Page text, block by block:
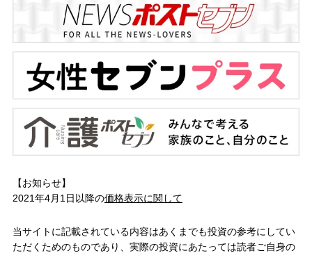
【お知らせ】
2021年4月1日以降の価格表示に関して
当サイトに記載されている内容はあくまでも投資の参考にしてい
ただくためのものであり、実際の投資にあたっては読者ご自身の